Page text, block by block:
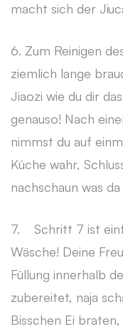
macht sich der
6. Zum Reinigen
ziemlich lange
Jiaozi wie du dir
genauso! Nach
nimmst du auf
Küche wahr,
nachschaun was
7. Schritt 7 ist
Wäsche! Deine
Füllung innerhalb
zubereitet, naja
Bisschen Ei